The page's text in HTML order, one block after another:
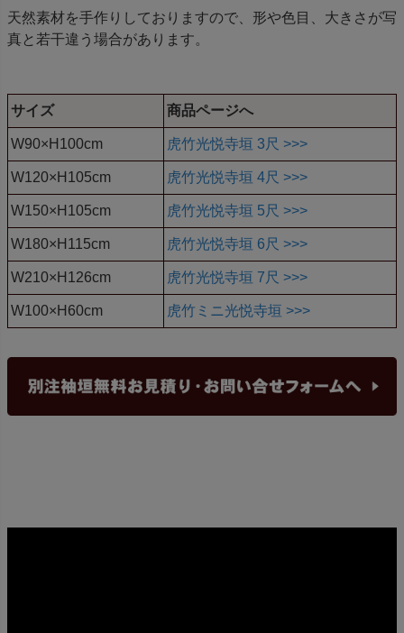
天然素材を手作りしておりますので、形や色目、大きさが写
真と若干違う場合があります。
サイズ 商品ページへ
W90×H100cm 虎竹光悦寺垣 3尺 >>>
W120×H105cm 虎竹光悦寺垣 4尺 >>>
W150×H105cm 虎竹光悦寺垣 5尺 >>>
W180×H115cm 虎竹光悦寺垣 6尺 >>>
W210×H126cm 虎竹光悦寺垣 7尺 >>>
W100×H60cm 虎竹ミニ光悦寺垣 >>>